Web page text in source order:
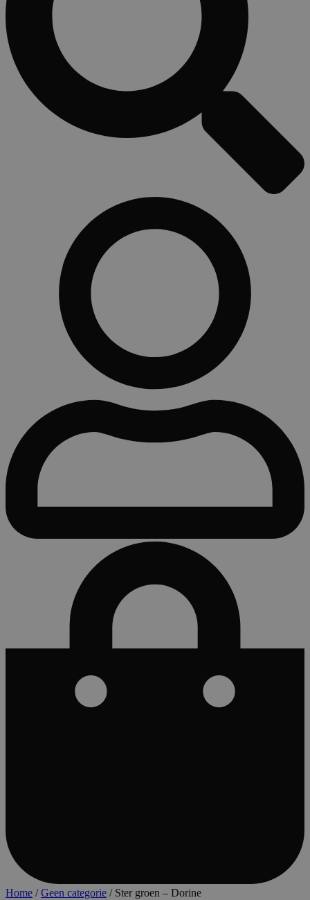
Home /Geen categorie / Ster groen – Dorine